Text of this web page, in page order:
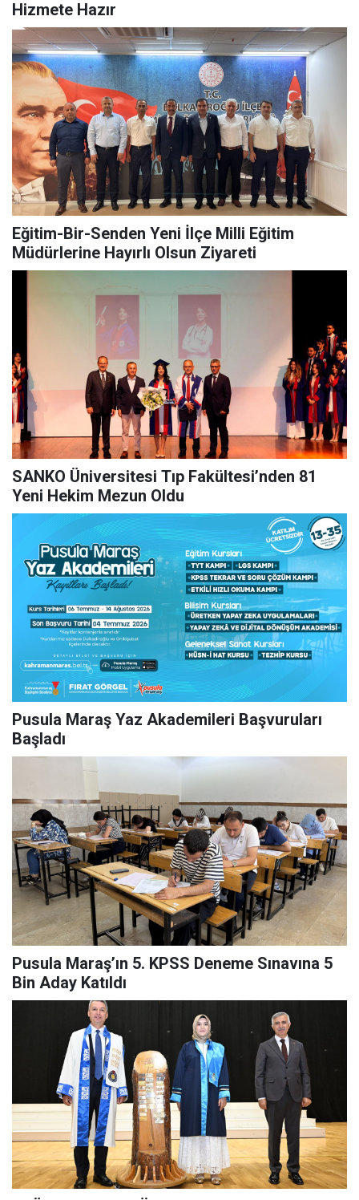
Hizmete Hazır
Eğitim-Bir-Senden Yeni İlçe Milli Eğitim
Müdürlerine Hayırlı Olsun Ziyareti
SANKO Üniversitesi Tıp Fakültesi’nden 81
Yeni Hekim Mezun Oldu
Pusula Maraş Yaz Akademileri Başvuruları
Başladı
Pusula Maraş’ın 5. KPSS Deneme Sınavına 5
Bin Aday Katıldı